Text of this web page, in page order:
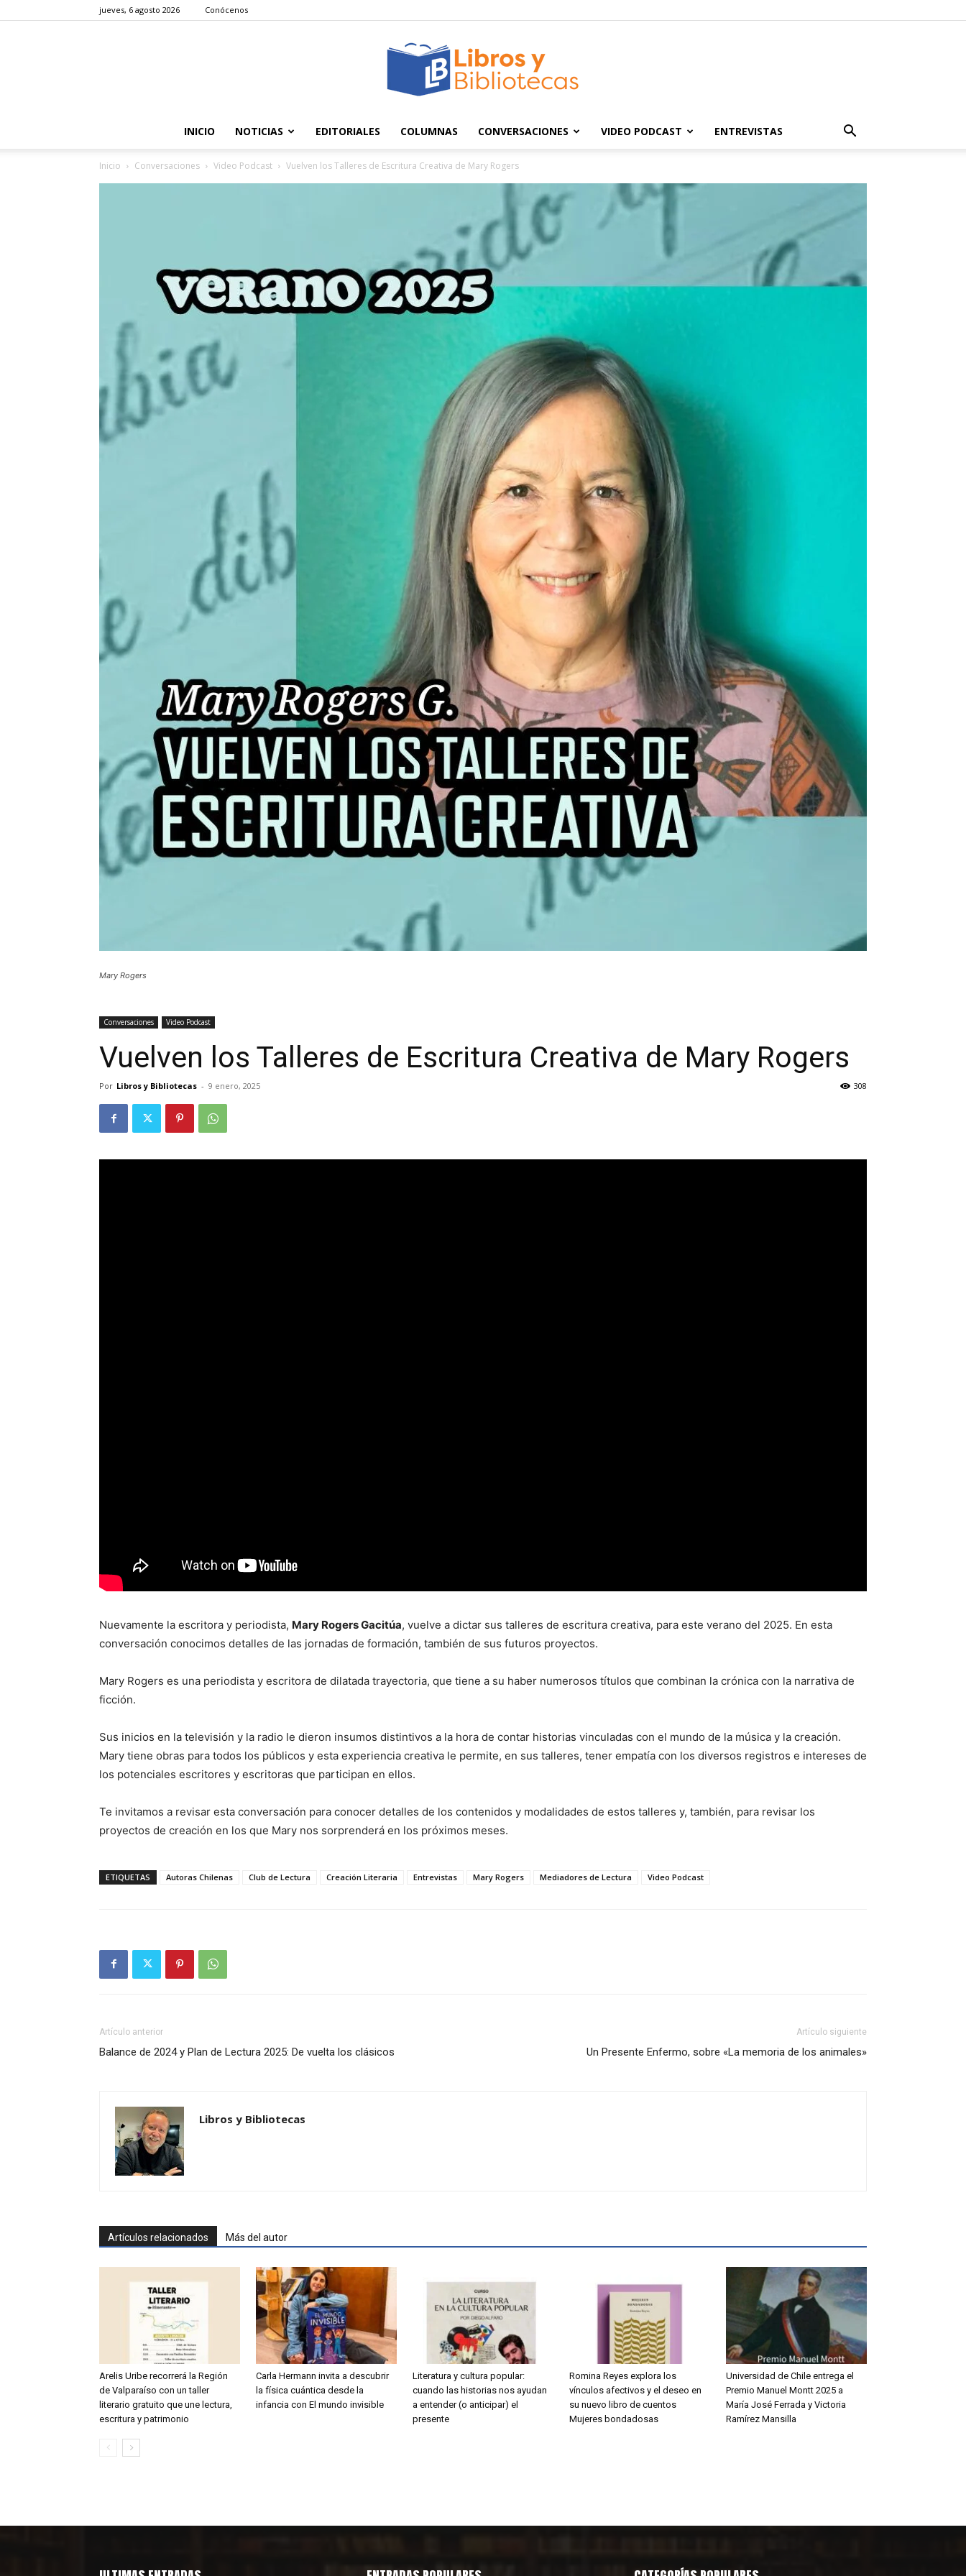
jueves, 6 agosto 2026 Conócenos
INICIO NOTICIAS EDITORIALES COLUMNAS CONVERSACIONES VIDEO PODCAST ENTREVISTAS
Inicio Conversaciones Video Podcast Vuelven los Talleres de Escritura Creativa de Mary Rogers
Mary Rogers
Conversaciones Video Podcast
Vuelven los Talleres de Escritura Creativa de Mary Rogers
Por Libros y Bibliotecas - 9 enero, 2025 308
Nuevamente la escritora y periodista, Mary Rogers Gacitúa, vuelve a dictar sus talleres de escritura creativa, para este verano del 2025. En esta
conversación conocimos detalles de las jornadas de formación, también de sus futuros proyectos.
Mary Rogers es una periodista y escritora de dilatada trayectoria, que tiene a su haber numerosos títulos que combinan la crónica con la narrativa de
ficción.
Sus inicios en la televisión y la radio le dieron insumos distintivos a la hora de contar historias vinculadas con el mundo de la música y la creación.
Mary tiene obras para todos los públicos y esta experiencia creativa le permite, en sus talleres, tener empatía con los diversos registros e intereses de
los potenciales escritores y escritoras que participan en ellos.
Te invitamos a revisar esta conversación para conocer detalles de los contenidos y modalidades de estos talleres y, también, para revisar los
proyectos de creación en los que Mary nos sorprenderá en los próximos meses.
ETIQUETAS Autoras Chilenas Club de Lectura Creación Literaria Entrevistas Mary Rogers Mediadores de Lectura Video Podcast
Artículo anterior
Balance de 2024 y Plan de Lectura 2025: De vuelta los clásicos
Artículo siguiente
Un Presente Enfermo, sobre «La memoria de los animales»
Libros y Bibliotecas
Artículos relacionados Más del autor
Arelis Uribe recorrerá la Región
de Valparaíso con un taller
literario gratuito que une lectura,
escritura y patrimonio
Carla Hermann invita a descubrir
la física cuántica desde la
infancia con El mundo invisible
Literatura y cultura popular:
cuando las historias nos ayudan
a entender (o anticipar) el
presente
Romina Reyes explora los
vínculos afectivos y el deseo en
su nuevo libro de cuentos
Mujeres bondadosas
Universidad de Chile entrega el
Premio Manuel Montt 2025 a
María José Ferrada y Victoria
Ramírez Mansilla